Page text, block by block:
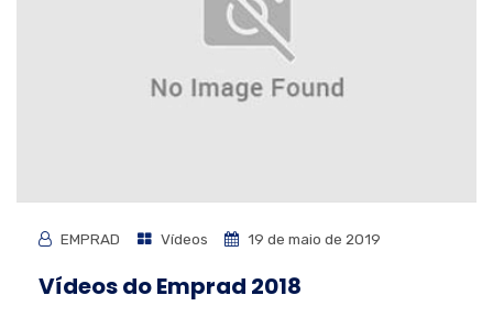
EMPRAD Vídeos 19 de maio de 2019
Vídeos do Emprad 2018